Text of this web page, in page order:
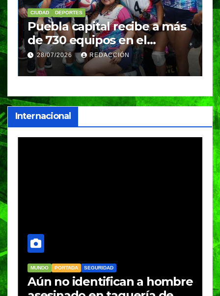
CIUDAD DEPORTES
Puebla capital recibe a más
de 730 equipos en el
Festival Máster de Voleibol
28/07/2026 REDACCIÓN
Internacional
MUNDO PORTADA SEGURIDAD
Aún no identifican a hombre